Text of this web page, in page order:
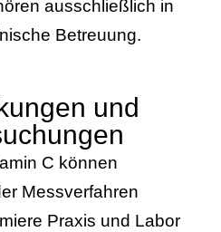
ausschließlich in
Betreuung.
und
C können
Messverfahren
Praxis und Labor